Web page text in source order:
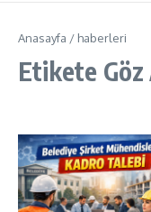
Anasayfa / haberleri
Etikete